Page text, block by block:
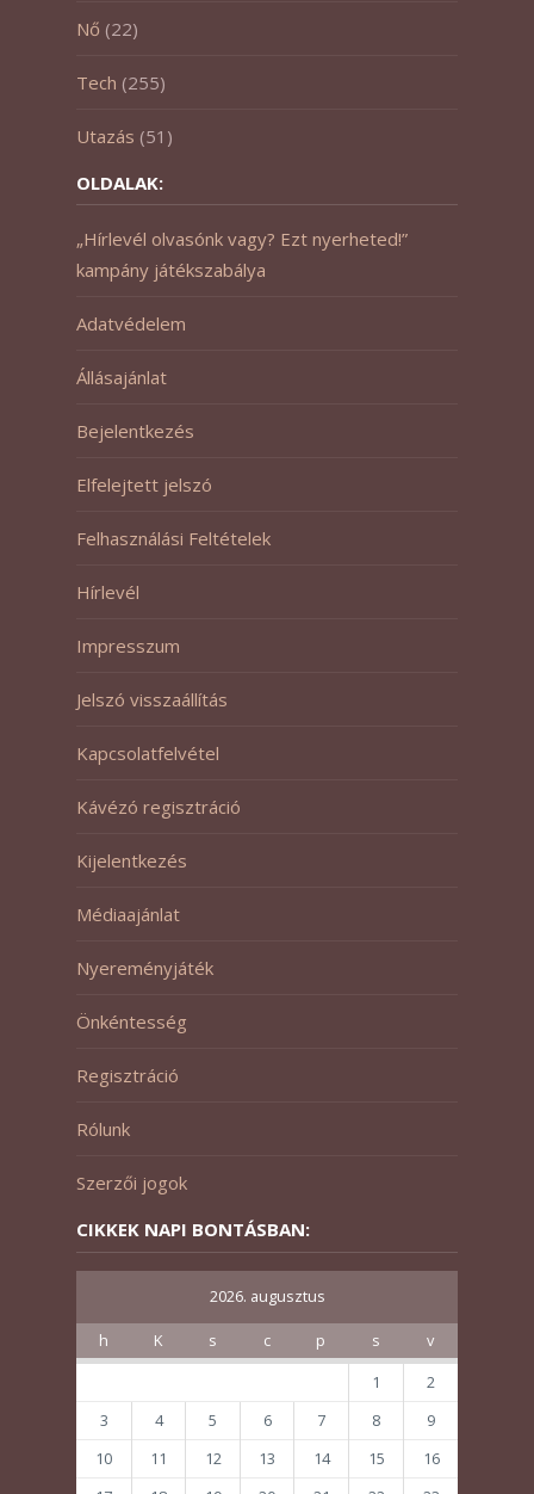
Nő (22)
Tech (255)
Utazás (51)
OLDALAK:
„Hírlevél olvasónk vagy? Ezt nyerheted!”
kampány játékszabálya
Adatvédelem
Állásajánlat
Bejelentkezés
Elfelejtett jelszó
Felhasználási Feltételek
Hírlevél
Impresszum
Jelszó visszaállítás
Kapcsolatfelvétel
Kávézó regisztráció
Kijelentkezés
Médiaajánlat
Nyereményjáték
Önkéntesség
Regisztráció
Rólunk
Szerzői jogok
CIKKEK NAPI BONTÁSBAN:
2026. augusztus
h K s c p s
v
1
2
3
4 5 6 7 8
9
10
11 12 13 14 15
16